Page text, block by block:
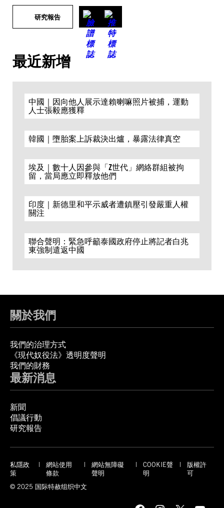
研究報告
最近新增
中國｜因向他人展示達賴喇嘛照片被捕，運動
人士張毅應獲釋
韓國｜墮胎案上訴裁決出爐，暴露法律真空
埃及｜數十人因參與「Z世代」網絡群組被拘
留，當局應立即釋放他們
印度｜新德里和平示威者遭鎮壓引發嚴重人權
關注
聯合聲明：緊急呼籲泰國政府停止將記者白兆
東強制遣返中國
關於我們
我們的治理方式
《現代奴役法》透明度聲明
我們的財務
最新消息
新聞
倡議行動
研究報告
私隱政
策
網站使用
條款
網站無障礙
聲明
COOKIE聲
明
版權許
可
© 2025 国际特赦组织中文